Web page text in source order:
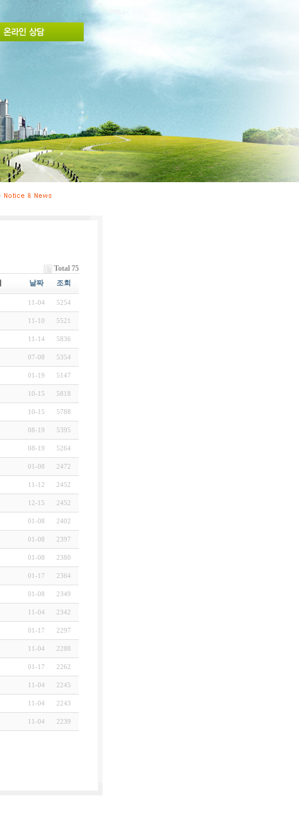
Total 75
날짜 조회
11-04 5254
11-10 5521
11-14 5836
07-08 5354
01-19 5147
10-15 5818
10-15 5788
08-19 5395
08-19 5264
01-08 2472
11-12 2452
12-15 2452
01-08 2402
01-08 2397
01-08 2380
01-17 2364
01-08 2349
11-04 2342
01-17 2297
11-04 2288
01-17 2262
11-04 2245
11-04 2243
11-04 2239